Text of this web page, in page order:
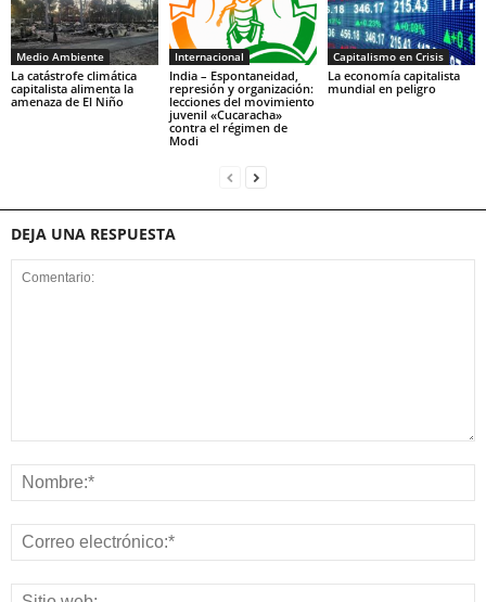
Medio Ambiente
La catástrofe climática
capitalista alimenta la
amenaza de El Niño
Internacional
India – Espontaneidad,
represión y organización:
lecciones del movimiento
juvenil «Cucaracha»
contra el régimen de
Modi
Capitalismo en Crisis
La economía capitalista
mundial en peligro
DEJA UNA RESPUESTA